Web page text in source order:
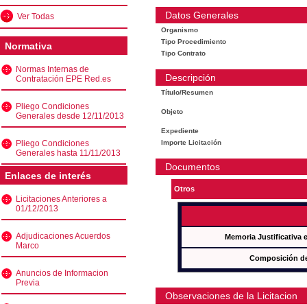
Ver Todas
Normativa
Normas Internas de
Contratación EPE Red.es
Pliego Condiciones
Generales desde 12/11/2013
Pliego Condiciones
Generales hasta 11/11/2013
Enlaces de interés
Licitaciones Anteriores a
01/12/2013
Adjudicaciones Acuerdos
Marco
Anuncios de Informacion
Previa
Datos Generales
Organismo
Tipo Procedimiento
Tipo Contrato
Descripción
Título/Resumen
Objeto
Expediente
Importe Licitación
Documentos
Otros
Memoria Justificativa
Composición
Observaciones de la Licitacion